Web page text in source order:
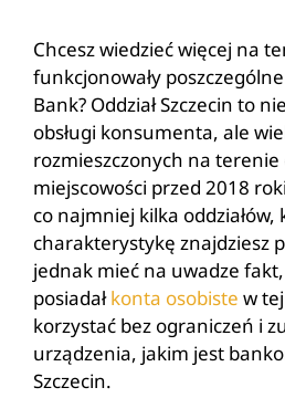
Chcesz wiedzieć więcej na
funkcjonowały
Bank? Oddział Szczecin to
obsługi konsumenta, ale
rozmieszczonych na terenie
miejscowości przed 2018
co najmniej kilka oddziałów,
charakterystykę znajdziesz
jednak mieć na uwadze
posiadałkonta osobiste w
korzystać bez ograniczeń i
urządzenia, jakim jest
Szczecin.